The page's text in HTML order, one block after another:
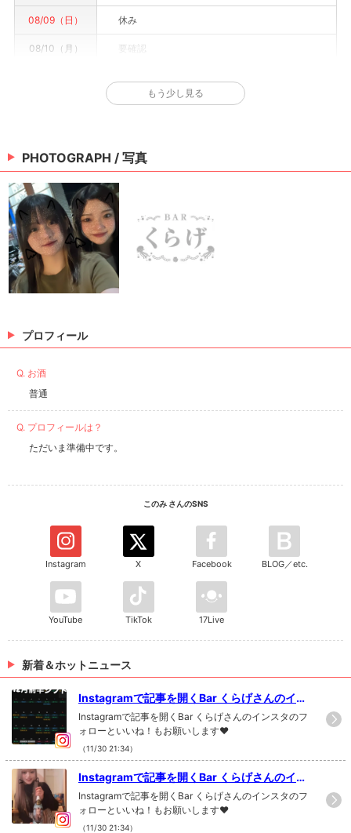
08/09（日） 休み
08/10（月） 要確認
要確認
08/14（金） 要確認
※情報はあくまで予定でキャストまたは出勤情報は一部です。詳細はお店にお問い合わせく
ださい。
もう少し見る
PHOTOGRAPH / 写真
プロフィール
Q. お酒
普通
Q. プロフィールは？
ただいま準備中です。
このみ さんのSNS
Instagram X Facebook BLOG／etc.
YouTube TikTok 17Live
新着＆ホットニュース
Instagramで記事を開くBar くらげさんのイン
スタのフォローといいね！...
Instagramで記事を開くBar くらげさんのインスタのフ
ォローといいね！もお願いします❤︎
（11/30 21:34）
Instagramで記事を開くBar くらげさんのイン
スタのフォローといいね！...
Instagramで記事を開くBar くらげさんのインスタのフ
ォローといいね！もお願いします❤︎
（11/30 21:34）